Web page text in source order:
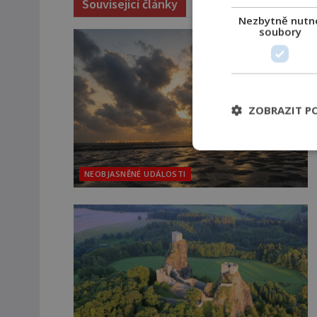
Související články
NEOBJASNĚNÉ UDÁLOSTI
Nezbytně
soubory
ZOBRAZIT